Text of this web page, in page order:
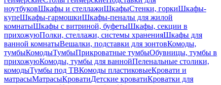
ноутбуковШкафы и стеллажиШкафыСтенки, горкиШкафы-
купеШкафы-гармошкиШкафы-пеналы для жилой
комнатыШкафы с витриной, буфетыШкафы, секции в
прихожуюПолки, стеллажи, системы храненияШкафы для
ванной комнатыВешалки, подставки для зонтовКомоды,
тумбыКомодыТумбыПрикроватные тумбыОбувницы, тумбы в
прихожуюКомоды, тумбы для ваннойПеленальные столики,
комодыТумбы под ТВКомоды пластиковыеКровати и
матрасыМатрасыКроватиДетские кроватиКроватки для